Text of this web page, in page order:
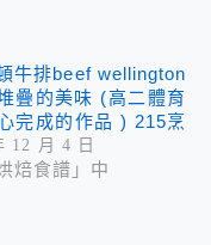
牛排beef wellington
疊的美味 (高二體育
完成的作品 ) 215烹
課程紀錄
12 月 4 日
焙食譜」中